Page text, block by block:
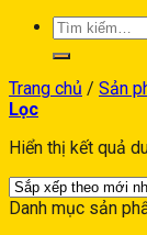
Trang chủ / Sản
Lọc
Hiển thị kết quả
Danh mục sản